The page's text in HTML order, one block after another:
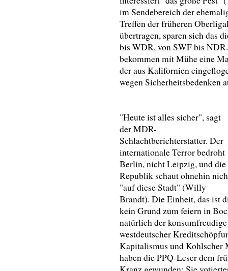
im Sendebereich der
Treffen der früheren
übertragen, sparen sich das
bis WDR, von SWF bis
bekommen mit Mühe eine
der aus Kalifornien
wegen Sicherheitsbedenken
"Heute ist alles sicher", sagt
der MDR-
Schlachtberichterstatter. Der
internationale Terror bedroht
Berlin, nicht Leipzig, und die
Republik schaut ohnehin
"auf diese Stadt" (Willy
Brandt). Die Einheit, das ist
kein Grund zum feiern in
natürlich der
westdeutscher
Kapitalismus und Kohlscher
haben die PPQ-Leser dem